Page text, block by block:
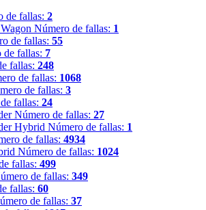
de fallas: 2
Número de fallas: 1
de fallas: 55
de fallas: 7
fallas: 248
de fallas: 1068
de fallas: 3
fallas: 24
Número de fallas: 27
Hybrid Número de fallas: 1
de fallas: 4934
Número de fallas: 1024
fallas: 499
de fallas: 349
fallas: 60
de fallas: 37